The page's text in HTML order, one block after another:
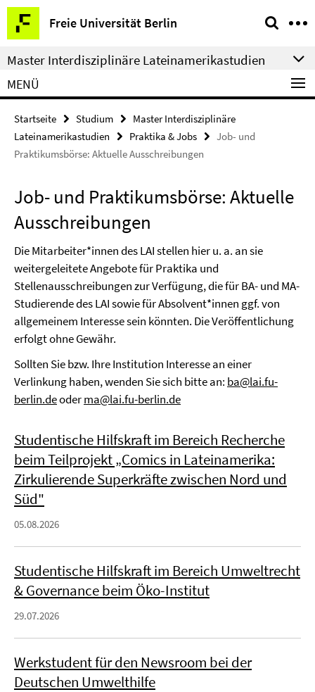
Springe
direkt
zu
Inhalt
Freie Universität Berlin
Service-
Navigation
Master Interdisziplinäre Lateinamerikastudien
MENÜ
Startseite Studium
Master Interdisziplinäre
Lateinamerikastudien
Praktika & Jobs
Job- und
Praktikumsbörse: Aktuelle Ausschreibungen
Job- und Praktikumsbörse: Aktuelle
Ausschreibungen
Die Mitarbeiter*innen des LAI stellen hier u. a. an sie
weitergeleitete Angebote für Praktika und
Stellenausschreibungen zur Verfügung, die für BA- und MA-
Studierende des LAI sowie für Absolvent*innen ggf. von
allgemeinem Interesse sein könnten. Die Veröffentlichung
erfolgt ohne Gewähr.
Sollten Sie bzw. Ihre Institution Interesse an einer
Verlinkung haben, wenden Sie sich bitte an: ba@lai.fu-
berlin.deoderma@lai.fu-berlin.de
Studentische Hilfskraft im Bereich Recherche
beim Teilprojekt „Comics in Lateinamerika:
Zirkulierende Superkräfte zwischen Nord und
Süd"
05.08.2026
Studentische Hilfskraft im Bereich Umweltrecht
& Governance beim Öko-Institut
29.07.2026
Werkstudent für den Newsroom bei der
Deutschen Umwelthilfe